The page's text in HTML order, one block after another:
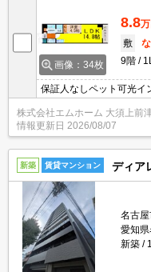
画像：34枚
8.8万
敷
9階
保証人なしペット可光イ
株式会社エムホーム 大須上前
情報更新日 2026/08/07
新築 賃貸マンション ディア
名古
愛知
新築